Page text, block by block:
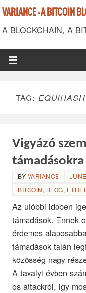
VARIANCE - A BITCOIN
A BLOCKCHAIN, A
TAG: EQUIHASH
Vigyázó
BY VARIANCE
BITCOIN, BLOG,
Az utóbbi időben
támadások. Ennek
érdemes
támadások talán
közösség nagy
A tavalyi évben
os attackról, így